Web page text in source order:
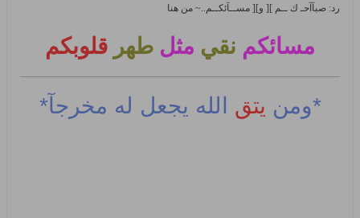
رد: صبآآحـ ك ــم ][ و][ مســآئكــم..~ من هنا
مسائكم نقي مثل طهر قلوبكم
*ومن يتق الله يجعل له مخرجآ*